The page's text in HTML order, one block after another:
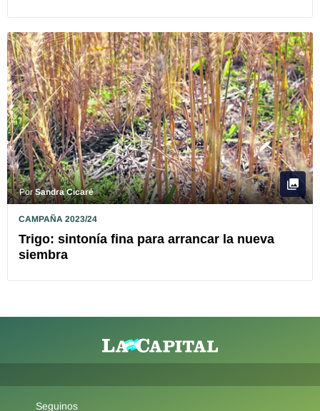
PorSandra Cicaré
CAMPAÑA 2023/24
Trigo: sintonía fina para arrancar la nueva
siembra
Seguinos